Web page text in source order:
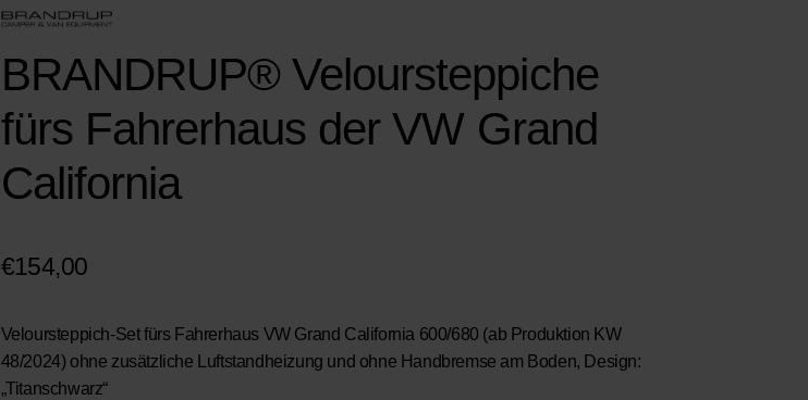
BRANDRUP® Veloursteppiche
fürs Fahrerhaus der VW Grand
California
€154,00
Veloursteppich-Set fürs Fahrerhaus VW Grand California 600/680 (ab Produktion KW
48/2024) ohne zusätzliche Luftstandheizung und ohne Handbremse am Boden, Design:
„Titanschwarz“